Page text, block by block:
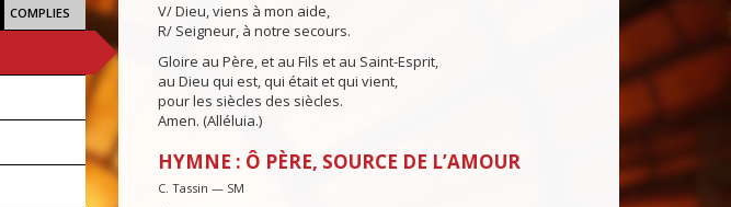
COMPLIES
V/ Dieu, viens à mon aide,
R/ Seigneur, à notre secours.
Gloire au Père, et au Fils et au Saint-Esprit,
au Dieu qui est, qui était et qui vient,
pour les siècles des siècles.
Amen. (Alléluia.)
HYMNE : Ô PÈRE, SOURCE DE L’AMOUR
C. Tassin — SM